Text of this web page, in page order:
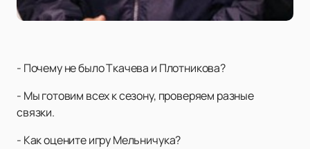
- Почему не было Ткачева и Плотникова?
- Мы готовим всех к сезону, проверяем разные
связки.
- Как оцените игру Мельничука?